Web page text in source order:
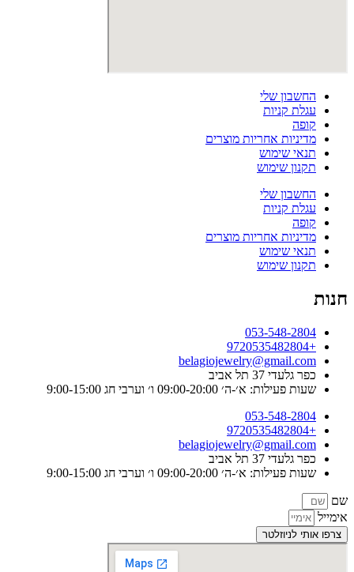
החשבון שלי
עגלת קניות
קופה
מדיניות אחריות מוצרים
תנאי שימוש
תקנון שימוש
החשבון שלי
עגלת קניות
קופה
מדיניות אחריות מוצרים
תנאי שימוש
תקנון שימוש
חנות
053-548-2804
+9720535482804
belagiojewelry@gmail.com
כפר גלעדי 37 תל אביב
שעות פעילות: א׳-ה׳ 09:00-20:00 ו׳ וערבי חג 9:00-15:00
053-548-2804
+9720535482804
belagiojewelry@gmail.com
כפר גלעדי 37 תל אביב
שעות פעילות: א׳-ה׳ 09:00-20:00 ו׳ וערבי חג 9:00-15:00
שם
אימייל
צרפו אותי לניוזלטר